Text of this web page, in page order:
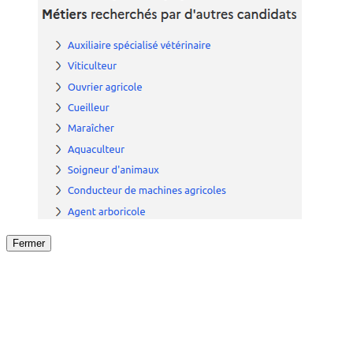
Fermer